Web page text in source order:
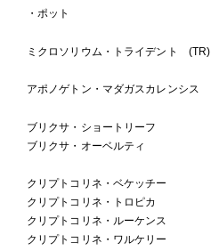
・ポット
ミクロソリウム・トライデント (TR)
アポノゲトン・マダガスカレンシス
ブリクサ・ショートリーフ
ブリクサ・オーベルティ
クリプトコリネ・ベケッチー
クリプトコリネ・トロピカ
クリプトコリネ・ルーケンス
クリプトコリネ・ワルケリー